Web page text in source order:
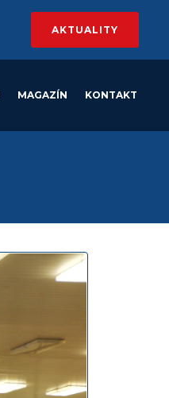
AKTUALITY
MAGAZÍN KONTAKT